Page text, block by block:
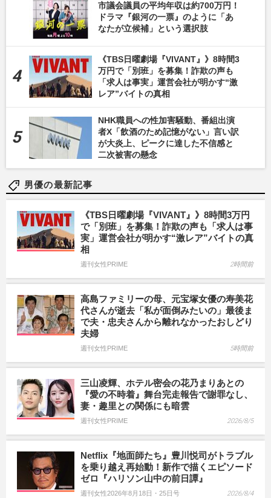
市議会議員の平均年収は約700万円！
ドラマ『銀河の一票』のように「あ
なたが立候補」という選択肢
《TBS日曜劇場『VIVANT』》8時間3
万円で「別班」を募集！詐欺の声も
「求人は事実」運営会社が明かす“激
レア”バイトの真相
NHK職員への性加害騒動、番組出演
者X「飲酒のため記憶がない」言い訳
が大炎上、ピークに達した不信感と
二次被害の懸念
男優の最新記事
《TBS日曜劇場『VIVANT』》8時間3万円
で「別班」を募集！詐欺の声も「求人は事
実」運営会社が明かす“激レア”バイトの真
相
週刊女性PRIME 2時間前
高島ファミリーの母、元宝塚女優の寿美花
代さんが逝去「私が面倒みたいの」最後ま
で夫・忠夫さんから離れなかったおしどり
夫婦
週刊女性PRIME 5時間前
三山凌輝、ホテル密会の花乃まりあとの
『愛の不時着』舞台完走報告で謝罪なし、
妻・趣里との関係にも暗雲
週刊女性PRIME 2026/8/5
Netflix『地面師たち』豊川悦司がトラブル
を乗り越え再始動！新作で描くエピソード
ゼロ『ハリソン山中の前日譚』
週刊女性2026年8月18日・25日号 2026/8/4